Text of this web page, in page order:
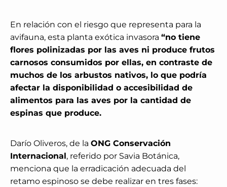
En relación con el riesgo que representa para la
avifauna, esta planta exótica invasora “no tiene
flores polinizadas por las aves ni produce frutos
carnosos consumidos por ellas, en contraste de
muchos de los arbustos nativos, lo que podría
afectar la disponibilidad o accesibilidad de
alimentos para las aves por la cantidad de
espinas que produce.
Darío Oliveros, de la ONG Conservación
Internacional, referido por Savia Botánica,
menciona que la erradicación adecuada del
retamo espinoso se debe realizar en tres fases: